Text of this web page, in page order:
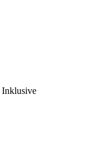
Inklusive